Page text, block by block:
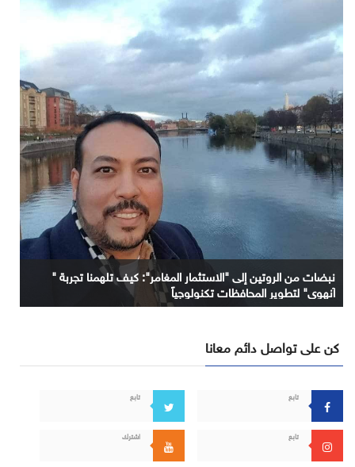
نبضات من الروتين إلى "الاستثمار المغامر": كيف تلهمنا تجربة "
آنهوي" لتطوير المحافظات تكنولوجياً
كن على تواصل دائم معانا
تابع تابع
تابع اشترك